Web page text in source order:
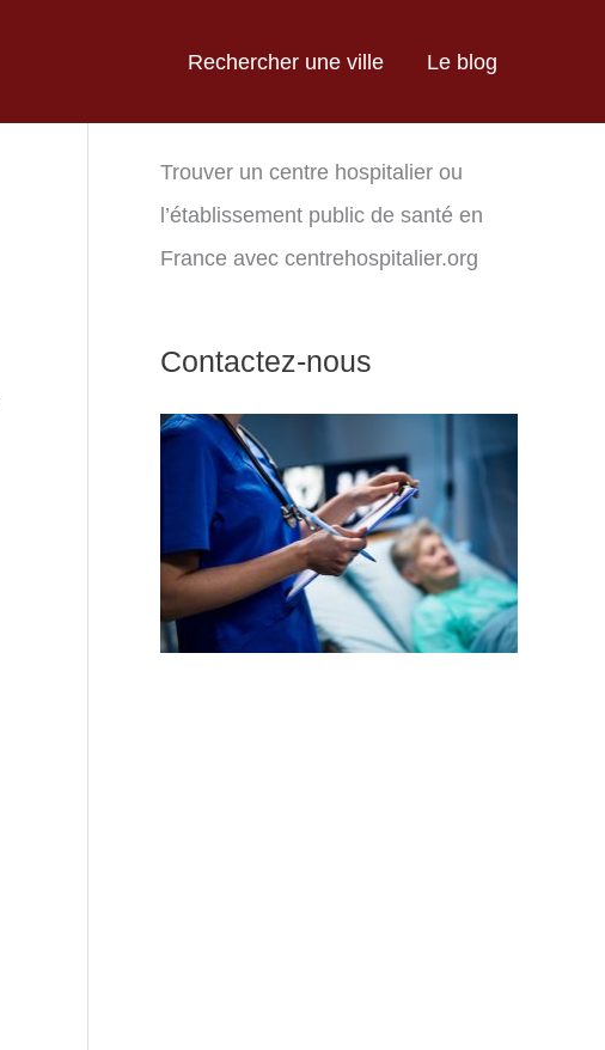
Rechercher une ville Le blog
Trouver un centre hospitalier ou
l’établissement public de santé en
France avec centrehospitalier.org
Contactez-nous